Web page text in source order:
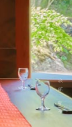
秋保温泉 旅館 蘭亭